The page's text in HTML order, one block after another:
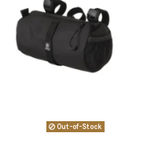
Out-of-Stock